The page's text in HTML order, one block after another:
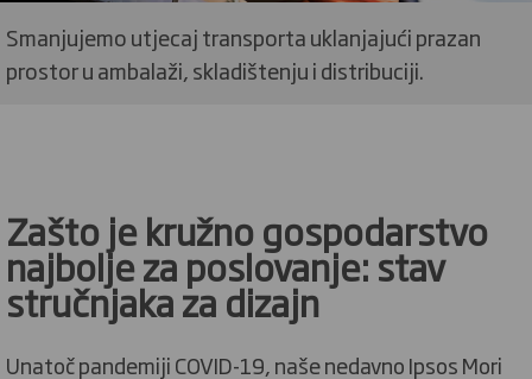
Smanjujemo utjecaj transporta uklanjajući prazan
prostor u ambalaži, skladištenju i distribuciji.
Zašto je kružno gospodarstvo
najbolje za poslovanje: stav
stručnjaka za dizajn
Unatoč pandemiji COVID-19, naše nedavno Ipsos Mori